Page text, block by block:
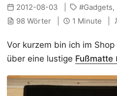
2012-08-03 Gadgets
98 Wörter
1 Minute
Vor kurzem bin ich im Shop
über eine lustige Fußmatte